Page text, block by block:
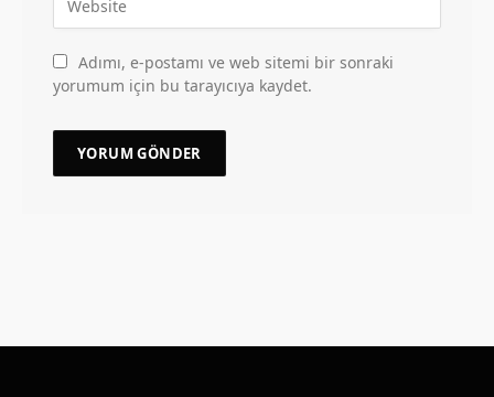
Adımı, e-postamı ve web sitemi bir sonraki
yorumum için bu tarayıcıya kaydet.